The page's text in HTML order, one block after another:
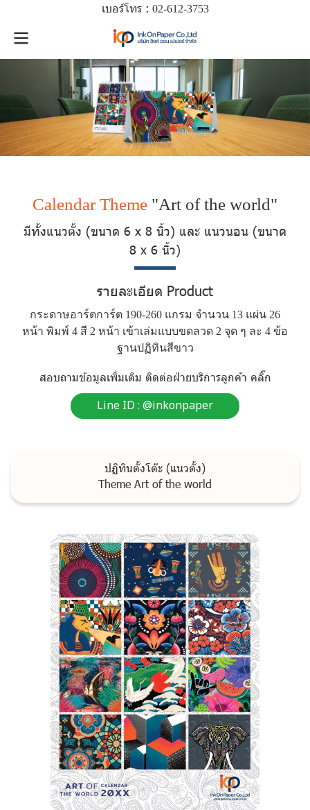
เบอร์โทร : 02-612-3753
Calendar Theme "Art of the world"
มีทั้งแนวตั้ง (ขนาด 6 x 8 นิ้ว) และ แนวนอน (ขนาด
8 x 6 นิ้ว)
รายละเอียด Product
กระดาษอาร์ตการ์ต 190-260 แกรม จำนวน 13 แผ่น 26
หน้า พิมพ์ 4 สี 2 หน้า เข้าเล่มแบบขดลวด 2 จุด ๆ ละ 4 ข้อ
ฐานปฏิทินสีขาว
สอบถามข้อมูลเพิ่มเติม ติดต่อฝ่ายบริการลูกค้า คลิ๊ก
Line ID : @inkonpaper
ปฏิทินตั้งโต๊ะ (แนวตั้ง)
Theme Art of the world